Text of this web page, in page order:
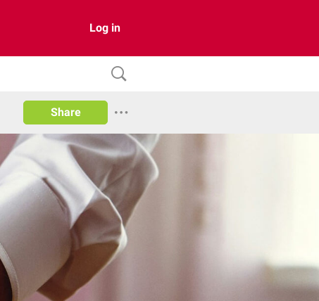
Log in
Share